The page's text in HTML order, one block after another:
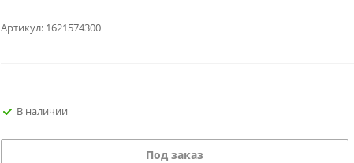
Артикул: 1621574300
В наличии
Под заказ